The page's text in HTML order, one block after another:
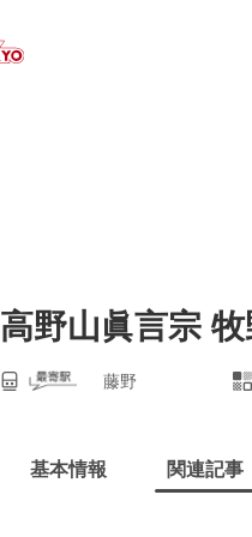
高野山眞言宗
藤野
基本情報 関連記事